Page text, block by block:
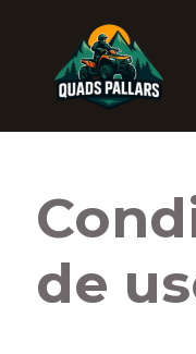
de